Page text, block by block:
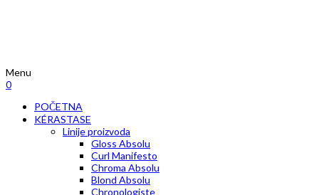
Menu
0
POČETNA
KÉRASTASE
Linije proizvoda
Gloss Absolu
Curl Manifesto
Chroma Absolu
Blond Absolu
Chronologiste